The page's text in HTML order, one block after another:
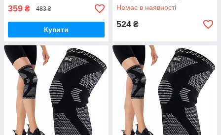
359 ₴ 483 ₴
Купити
Немає в наявності
524 ₴